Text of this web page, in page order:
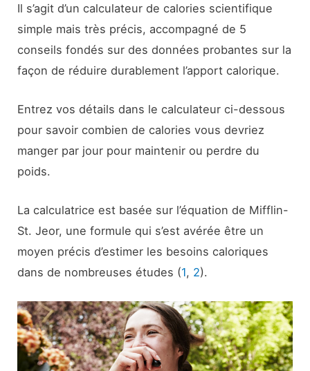
Il s’agit d’un calculateur de calories scientifique
simple mais très précis, accompagné de 5
conseils fondés sur des données probantes sur la
façon de réduire durablement l’apport calorique.
Entrez vos détails dans le calculateur ci-dessous
pour savoir combien de calories vous devriez
manger par jour pour maintenir ou perdre du
poids.
La calculatrice est basée sur l’équation de Mifflin-
St. Jeor, une formule qui s’est avérée être un
moyen précis d’estimer les besoins caloriques
dans de nombreuses études (1, 2).